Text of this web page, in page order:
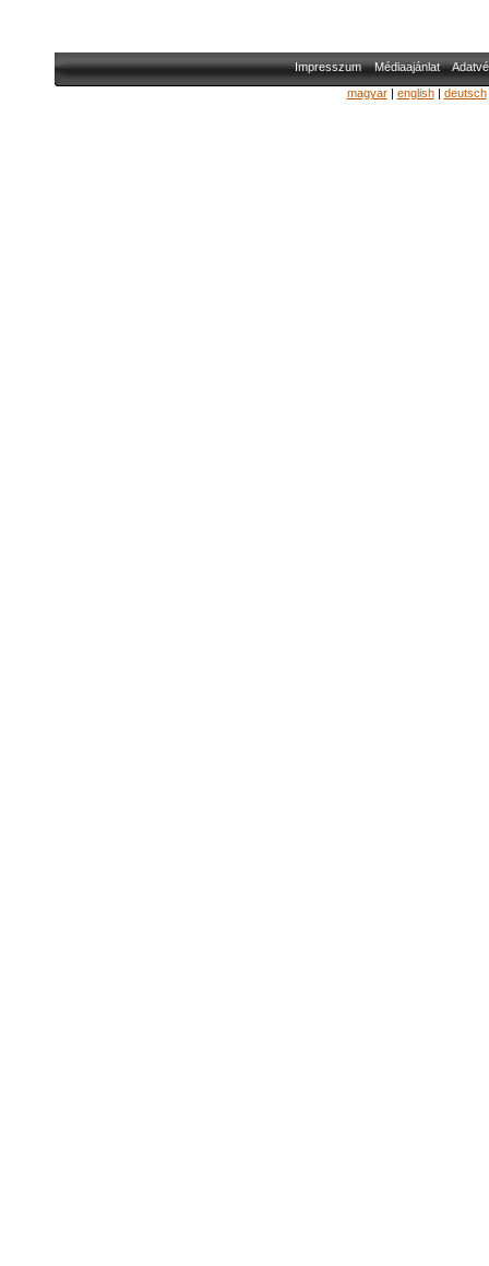
Impresszum Médiaajánlat
magyar| english| deutsch